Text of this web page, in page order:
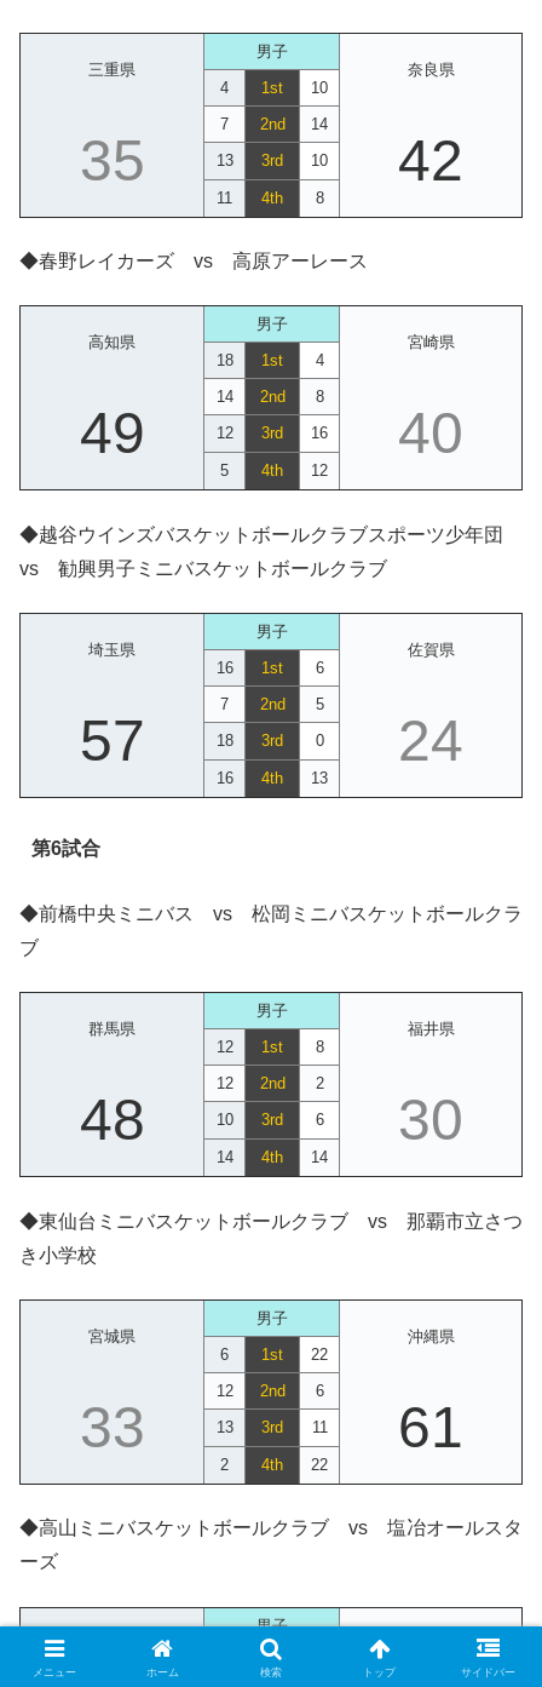
三重県
男子
奈良県
4
1st 10
35
7 2nd 14
42
13 3rd 10
11 4th 8
◆春野レイカーズ vs 高原アーレース
高知県
男子
宮崎県
18
1st 4
49
14 2nd 8
40
12 3rd 16
5 4th 12
◆越谷ウインズバスケットボールクラブスポーツ少年団
vs 勧興男子ミニバスケットボールクラブ
埼玉県
男子
佐賀県
16
1st 6
57
7 2nd 5
24
18 3rd 0
16 4th 13
第6試合
◆前橋中央ミニバス vs 松岡ミニバスケットボールクラ
ブ
群馬県
男子
福井県
12
1st 8
48
12 2nd 2
30
10 3rd 6
14 4th 14
◆東仙台ミニバスケットボールクラブ vs 那覇市立さつ
き小学校
宮城県
男子
沖縄県
6
1st 22
33
12 2nd 6
61
13 3rd 11
2 4th 22
◆高山ミニバスケットボールクラブ vs 塩冶オールスタ
ーズ
男子
1st
メニュー ホーム 検索 トップ サイドバー